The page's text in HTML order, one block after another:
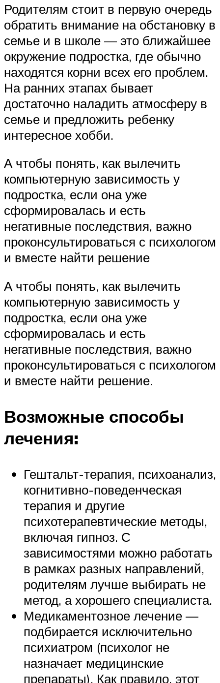
Родителям стоит в первую очередь
обратить внимание на обстановку в
семье и в школе — это ближайшее
окружение подростка, где обычно
находятся корни всех его проблем.
На ранних этапах бывает
достаточно наладить атмосферу в
семье и предложить ребенку
интересное хобби.
А чтобы понять, как вылечить
компьютерную зависимость у
подростка, если она уже
сформировалась и есть
негативные последствия, важно
проконсультироваться с психологом
и вместе найти решение
А чтобы понять, как вылечить
компьютерную зависимость у
подростка, если она уже
сформировалась и есть
негативные последствия, важно
проконсультироваться с психологом
и вместе найти решение.
Возможные способы
лечения:
Гештальт-терапия, психоанализ,
когнитивно-поведенческая
терапия и другие
психотерапевтические методы,
включая гипноз. С
зависимостями можно работать
в рамках разных направлений,
родителям лучше выбирать не
метод, а хорошего специалиста.
Медикаментозное лечение —
подбирается исключительно
психиатром (психолог не
назначает медицинские
препараты). Как правило, этот